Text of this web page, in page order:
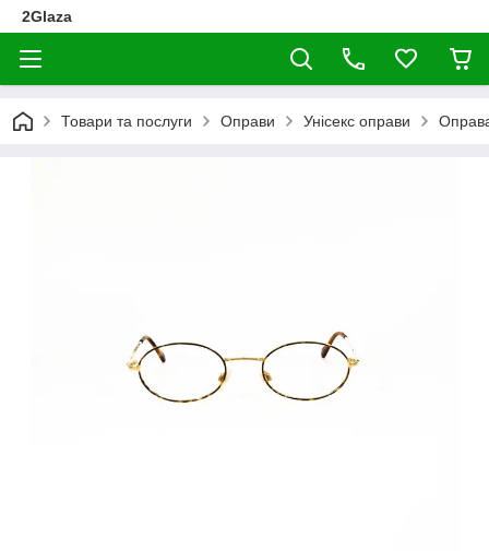
2Glaza
Товари та послуги Оправи Унісекс оправи